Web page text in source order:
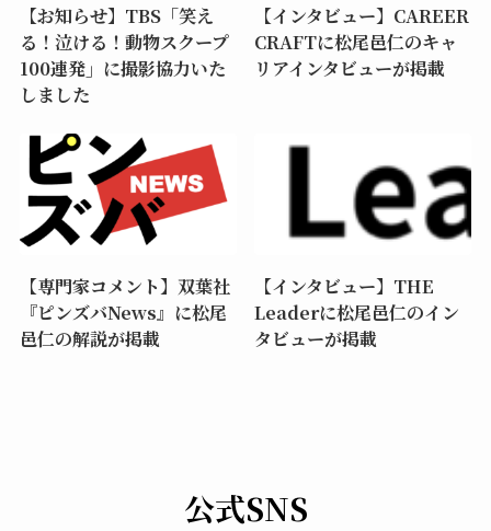
【お知らせ】TBS「笑え
る！泣ける！動物スクープ
100連発」に撮影協力いた
しました
【インタビュー】CAREER
CRAFTに松尾邑仁のキャ
リアインタビューが掲載
【専門家コメント】双葉社
『ピンズバNews』に松尾
邑仁の解説が掲載
【インタビュー】THE
Leaderに松尾邑仁のイン
タビューが掲載
公式SNS